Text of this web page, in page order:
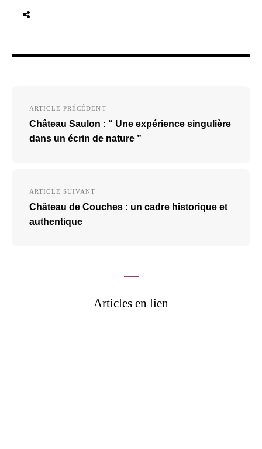
l’article
ARTICLE PRÉCÉDENT
Château Saulon : “ Une expérience singulière
dans un écrin de nature ”
ARTICLE SUIVANT
Château de Couches : un cadre historique et
authentique
Articles en lien